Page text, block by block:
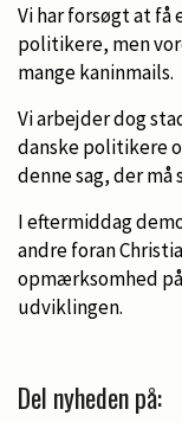
Vi har forsøgt at få
politikere, men
mange kaninmails.
Vi arbejder dog
danske politikere
denne sag, der
I eftermiddag
andre foran
opmærksomhed
udviklingen.
Del nyheden på: